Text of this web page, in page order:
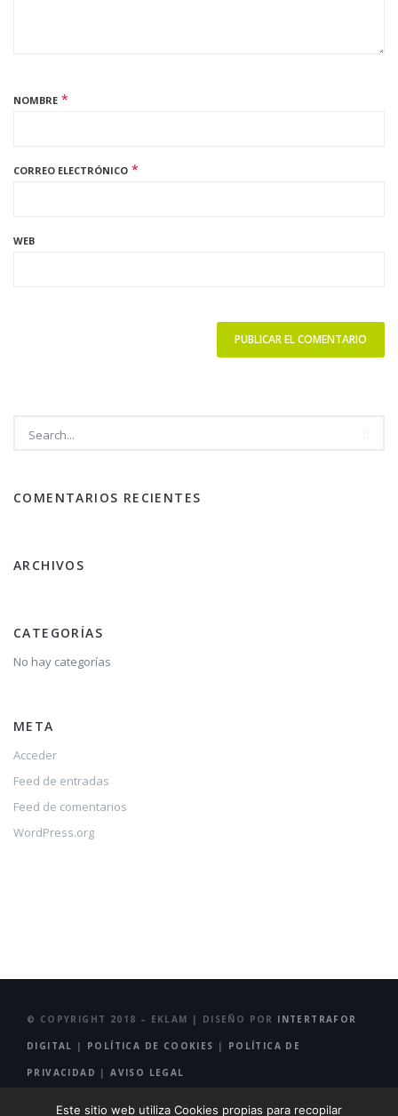
NOMBRE *
CORREO ELECTRÓNICO *
WEB
COMENTARIOS RECIENTES
ARCHIVOS
CATEGORÍAS
No hay categorías
META
Acceder
Feed de entradas
Feed de comentarios
WordPress.org
© COPYRIGHT 2018 – EKLAM | DISEÑO POR INTERTRAFOR
DIGITAL | POLÍTICA DE COOKIES | POLÍTICA DE
PRIVACIDAD |AVISO LEGAL
Este sitio web utiliza Cookies propias para recopilar